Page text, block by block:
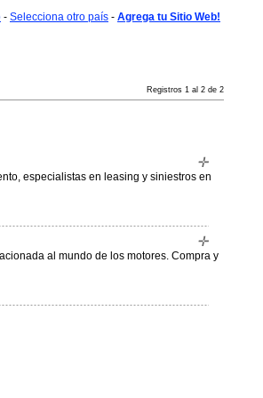
- Selecciona otro país - Agrega tu Sitio Web!
Registros 1 al 2 de 2
especialistas en leasing y siniestros en
al mundo de los motores. Compra y